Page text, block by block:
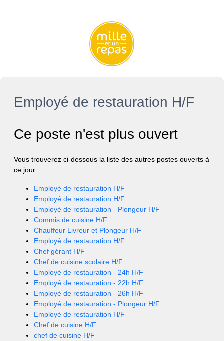
Employé de restauration H/F
Ce poste n'est plus ouvert
Vous trouverez ci-dessous la liste des autres postes ouverts à
ce jour :
Employé de restauration H/F
Employé de restauration H/F
Employé de restauration - Plongeur H/F
Commis de cuisine H/F
Chauffeur Livreur et Plongeur H/F
Employé de restauration H/F
Chef gérant H/F
Chef de cuisine scolaire H/F
Employé de restauration - 24h H/F
Employé de restauration - 22h H/F
Employé de restauration - 26h H/F
Employé de restauration - Plongeur H/F
Employé de restauration H/F
Chef de cuisine H/F
chef de cuisine H/F